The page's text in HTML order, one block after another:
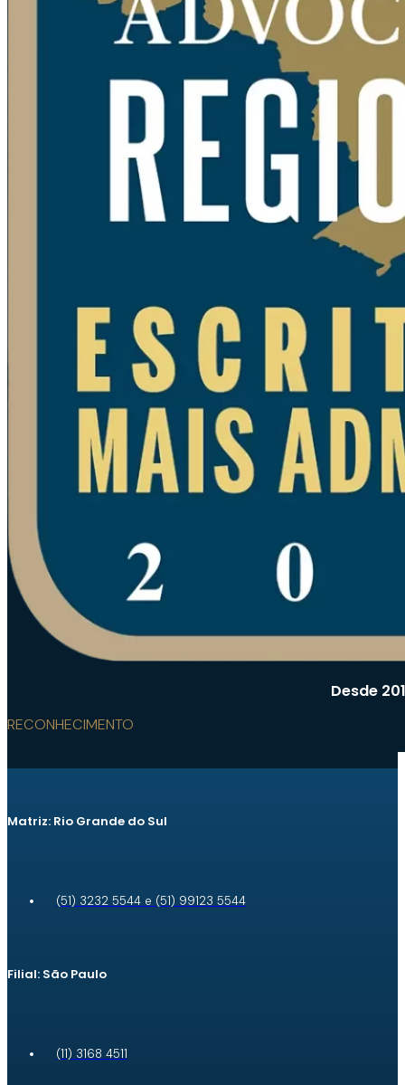
Desde
RECONHECIMENTO
Matriz: Rio Grande do Sul
(51) 3232 5544 e (51) 99123 5544
Filial: São Paulo
(11) 3168 4511